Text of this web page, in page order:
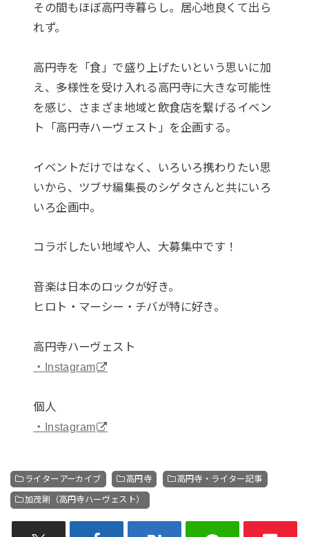
その間もほぼ高円寺暮らし。居心地良くて出ら
れず。
高円寺を「食」で盛り上げたいという思いに加
え、多様性を受け入れる高円寺に大きな可能性
を感じ、さまざま地域と飲食店を繋げるイベン
ト「高円寺ハーヴェスト」を企画する。
イベントだけではなく、いろいろ携わりたい思
いから、ツブサ編集長のシゲタさんと共にいろ
いろ企画中。
コラボしたい地域や人、大募集中です！
音楽は日本のロックが好き。
ヒロト・マーシー・チバが特に好き。
高円寺ハーヴェスト
・Instagram
個人
・Instagram
ライターアーカイブ 高円寺 高円寺・ライター記事
加茂剛（高円寺ハーヴェスト）